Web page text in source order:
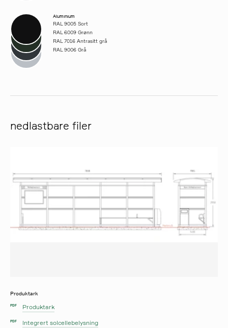
Aluminium
RAL 9005 Sort
RAL 6009 Grønn
RAL 7016 Antrasitt grå
RAL 9006 Grå
nedlastbare filer
Produktark
PDF Produktark
PDF Integrert solcellebelysning